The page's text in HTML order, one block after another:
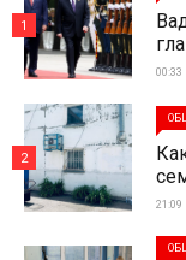
00:33
1
21:09
2